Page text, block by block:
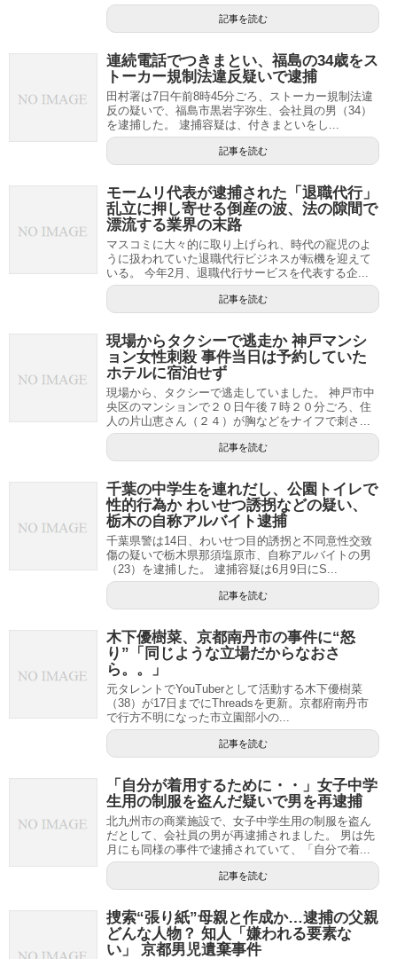
記事を読む
連続電話でつきまとい、福島の34歳をス
トーカー規制法違反疑いで逮捕
田村署は7日午前8時45分ごろ、ストーカー規制法違
反の疑いで、福島市黒岩字弥生、会社員の男（34）
を逮捕した。 逮捕容疑は、付きまといをし...
記事を読む
モームリ代表が逮捕された「退職代行」
乱立に押し寄せる倒産の波、法の隙間で
漂流する業界の末路
マスコミに大々的に取り上げられ、時代の寵児のよ
うに扱われていた退職代行ビジネスが転機を迎えて
いる。 今年2月、退職代行サービスを代表する企...
記事を読む
現場からタクシーで逃走か 神戸マンシ
ョン女性刺殺 事件当日は予約していた
ホテルに宿泊せず
現場から、タクシーで逃走していました。 神戸市中
央区のマンションで２０日午後７時２０分ごろ、住
人の片山恵さん（２４）が胸などをナイフで刺さ...
記事を読む
千葉の中学生を連れだし、公園トイレで
性的行為か わいせつ誘拐などの疑い、
栃木の自称アルバイト逮捕
千葉県警は14日、わいせつ目的誘拐と不同意性交致
傷の疑いで栃木県那須塩原市、自称アルバイトの男
（23）を逮捕した。 逮捕容疑は6月9日にS...
記事を読む
木下優樹菜、京都南丹市の事件に“怒
り”「同じような立場だからなおさ
ら。。」
元タレントでYouTuberとして活動する木下優樹菜
（38）が17日までにThreadsを更新。京都府南丹市
で行方不明になった市立園部小の...
記事を読む
「自分が着用するために・・」女子中学
生用の制服を盗んだ疑いで男を再逮捕
北九州市の商業施設で、女子中学生用の制服を盗ん
だとして、会社員の男が再逮捕されました。 男は先
月にも同様の事件で逮捕されていて、「自分で着...
記事を読む
捜索“張り紙”母親と作成か…逮捕の父親
どんな人物？ 知人「嫌われる要素な
い」 京都男児遺棄事件